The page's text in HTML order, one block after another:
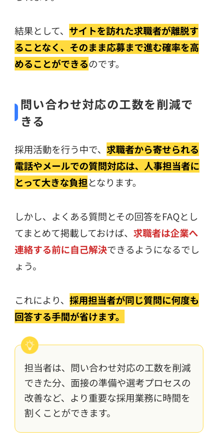
結果として、 サイトを訪れた求職者が離脱す
ることなく、そのまま応募まで進む確率を高
めることができるのです。
問い合わせ対応の工数を削減で
きる
採用活動を行う中で、 求職者から寄せられる
電話やメールでの質問対応は、人事担当者に
とって大きな負担となります。
しかし、よくある質問とその回答をFAQとし
てまとめて掲載しておけば、 求職者は企業へ
連絡する前に自己解決できるようになるでし
ょう。
これにより、 採用担当者が同じ質問に何度も
回答する手間が省けます。
担当者は、問い合わせ対応の工数を削減
できた分、面接の準備や選考プロセスの
改善など、より重要な採用業務に時間を
割くことができます。